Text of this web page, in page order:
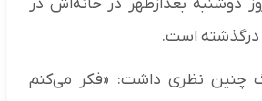
درگذشته است.
چنین نظری داشت: «فکر می‌کنم